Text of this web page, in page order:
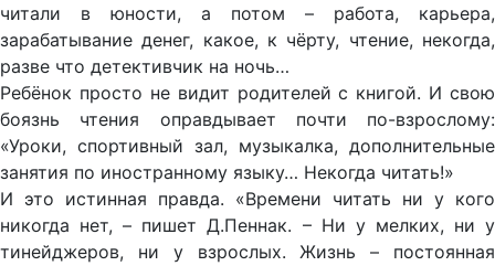
читали в юности, а потом – работа, карьера,
зарабатывание денег, какое, к чёрту, чтение, некогда,
разве что детективчик на ночь…
Ребёнок просто не видит родителей с книгой. И свою
боязнь чтения оправдывает почти по-взрослому:
«Уроки, спортивный зал, музыкалка, дополнительные
занятия по иностранному языку… Некогда читать!»
И это истинная правда. «Времени читать ни у кого
никогда нет, – пишет Д.Пеннак. – Ни у мелких, ни у
тинейджеров, ни у взрослых. Жизнь – постоянная